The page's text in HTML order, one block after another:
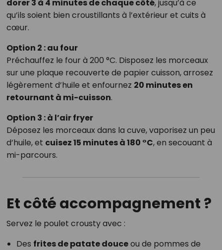
dorer 3 à 4 minutes de chaque côté, jusqu’à ce
qu’ils soient bien croustillants à l’extérieur et cuits à
cœur.
Option 2 : au four
Préchauffez le four à 200 °C. Disposez les morceaux
sur une plaque recouverte de papier cuisson, arrosez
légèrement d’huile et enfournez 20 minutes en
retournant à mi-cuisson.
Option 3 : à l’air fryer
Déposez les morceaux dans la cuve, vaporisez un peu
d’huile, et cuisez 15 minutes à 180 °C, en secouant à
mi-parcours.
Et côté accompagnement ?
Servez le poulet crousty avec :
Des frites de patate douceou de pommes de